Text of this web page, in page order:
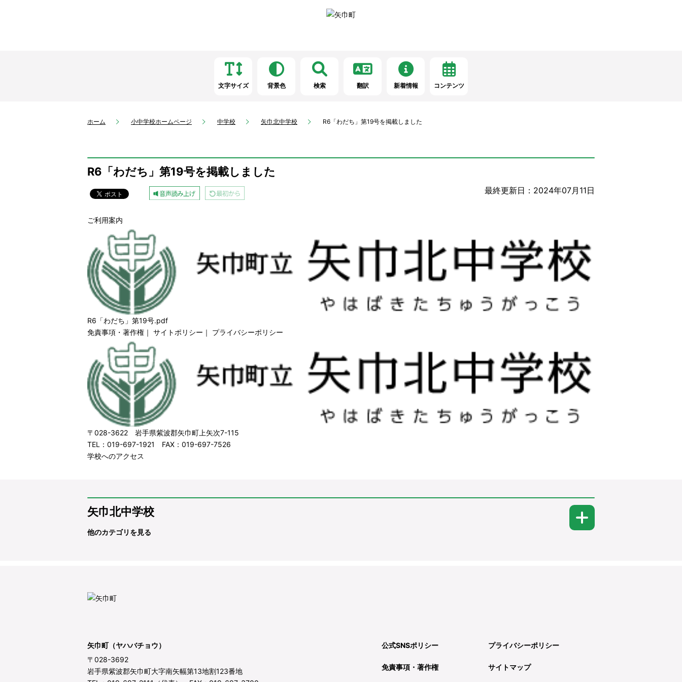
文字サイズ 背景色 検索 翻訳 新着情報 コンテンツ
ホーム 小中学校ホームページ 中学校 矢巾北中学校 R6「わだち」第19号を掲載しました
R6「わだち」第19号を掲載しました
最終更新日：2024年07月11日
ご利用案内
R6「わだち」第19号.pdf
免責事項・著作権 ｜ サイトポリシー ｜ プライバシーポリシー
〒028-3622 岩手県紫波郡矢巾町上矢次7-115
TEL：019-697-1921 FAX：019-697-7526
学校へのアクセス
矢巾北中学校
他のカテゴリを見る
矢巾町（ヤハバチョウ）
〒028-3692
岩手県紫波郡矢巾町大字南矢幅第13地割123番地
公式SNSポリシー プライバシーポリシー
免責事項・著作権 サイトマップ